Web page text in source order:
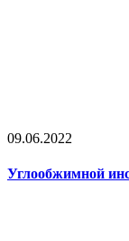
09.06.2022
Углообжимной